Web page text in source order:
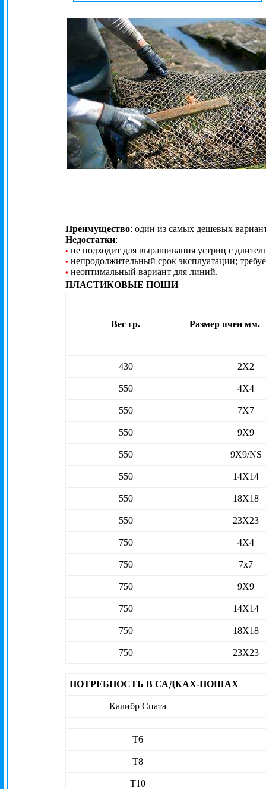
Преимущество: один из самых дешевых
Недостатки:
• не подходит для выращивания устриц с
• непродолжительный срок эксплуатации;
• неоптимальный вариант для линий.
ПЛАСТИКОВЫЕ ПОШИ
Вес гр. Размер ячеи мм.
430 2X2
550 4X4
550 7X7
550 9X9
550 9X9/NS
550 14X14
550 18X18
550 23X23
750 4Х4
750 7х7
750 9Х9
750 14Х14
750 18Х18
750 23Х23
ПОТРЕБНОСТЬ В САДКАХ-ПОШАХ
Калибр Спата
Т6
Т8
Т10